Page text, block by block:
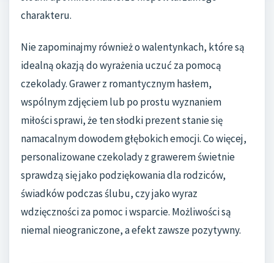
charakteru.
Nie zapominajmy również o walentynkach, które są
idealną okazją do wyrażenia uczuć za pomocą
czekolady. Grawer z romantycznym hasłem,
wspólnym zdjęciem lub po prostu wyznaniem
miłości sprawi, że ten słodki prezent stanie się
namacalnym dowodem głębokich emocji. Co więcej,
personalizowane czekolady z grawerem świetnie
sprawdzą się jako podziękowania dla rodziców,
świadków podczas ślubu, czy jako wyraz
wdzięczności za pomoc i wsparcie. Możliwości są
niemal nieograniczone, a efekt zawsze pozytywny.